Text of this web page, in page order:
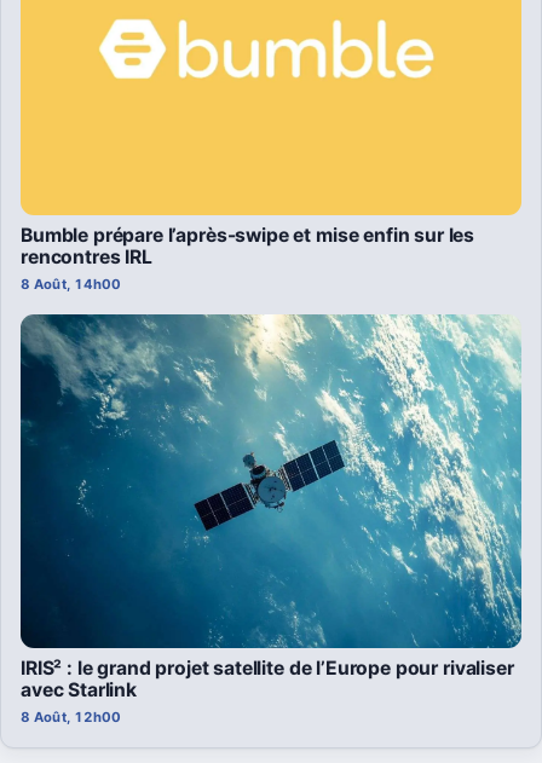
Bumble prépare l’après-swipe et mise enfin sur les
rencontres IRL
8 Août, 14h00
IRIS² : le grand projet satellite de l’Europe pour rivaliser
avec Starlink
8 Août, 12h00